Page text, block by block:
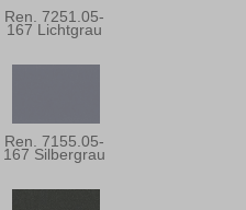
Ren. 7251.05-
167 Lichtgrau
Ren. 7155.05-
167 Silbergrau